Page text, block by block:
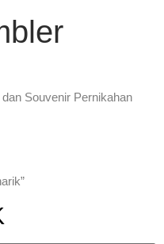
Souvenir Pernikahan